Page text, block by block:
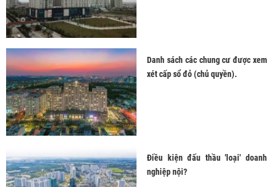
Danh sách các chung cư được xem
xét cấp sổ đỏ (chủ quyền).
Điều kiện đấu thầu 'loại' doanh
nghiệp nội?